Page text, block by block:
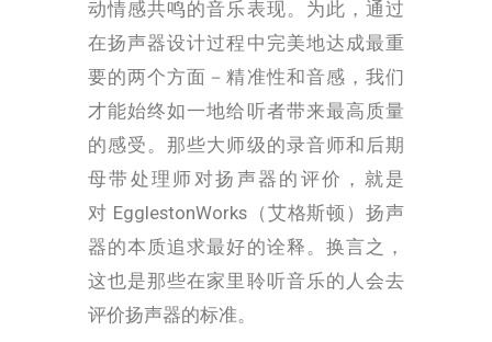
动情感共鸣的音乐表现。为此，通过
在扬声器设计过程中完美地达成最重
要的两个方面－精准性和音感，我们
才能始终如一地给听者带来最高质量
的感受。那些大师级的录音师和后期
母带处理师对扬声器的评价，就是
对 EgglestonWorks（艾格斯顿）扬声
器的本质追求最好的诠释。换言之，
这也是那些在家里聆听音乐的人会去
评价扬声器的标准。